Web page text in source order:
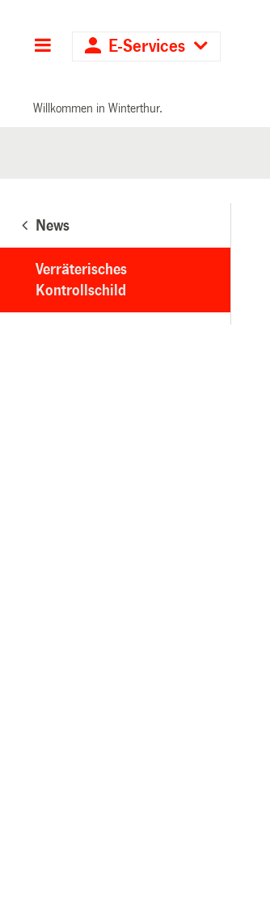
Hauptnavigation
E-Services
Willkommen in Winterthur.
News
Verräterisches
Kontrollschild